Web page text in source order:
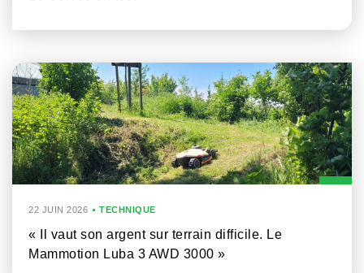
22 JUIN 2026 TECHNIQUE
« Il vaut son argent sur terrain difficile. Le
Mammotion Luba 3 AWD 3000 »